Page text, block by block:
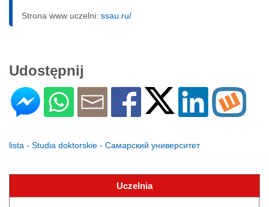
Strona www uczelni: ssau.ru/
Udostępnij
lista - Studia doktorskie - Самарский университет
Uczelnia